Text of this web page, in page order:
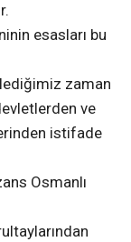
esasları bu
zaman
ve
istifade
Osmanlı